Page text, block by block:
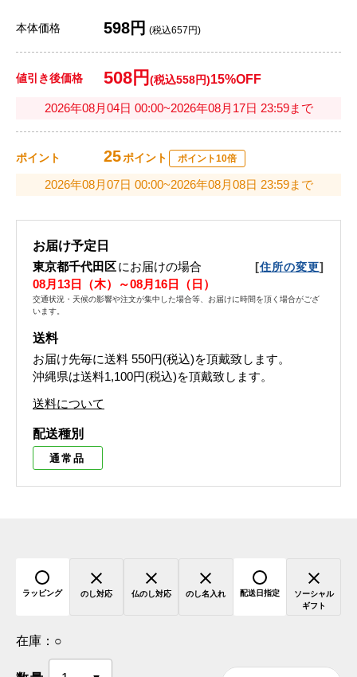
本体価格 598円 (税込657円)
値引き後価格 508円 (税込558円)15%OFF
2026年08月04日 00:00~2026年08月17日 23:59まで
ポイント 25ポイント ポイント10倍
2026年08月07日 00:00~2026年08月08日 23:59まで
お届け予定日
東京都千代田区にお届けの場合 [住所の変更]
08月13日（木）～08月16日（日）
交通状況・天候の影響や注文が集中した場合等、お届けに時間を頂く場合がござ
います。
送料
お届け先毎に送料 550円(税込)を頂戴致します。
沖縄県は送料1,100円(税込)を頂戴致します。
送料について
配送種別
通常品
ラッピング のし対応 仏のし対応 のし名入れ 配送日指定
ソーシャル
ギフト
在庫： ○